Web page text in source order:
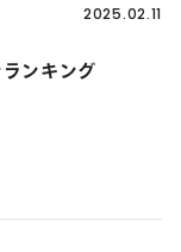
2025.02.11
ンキング